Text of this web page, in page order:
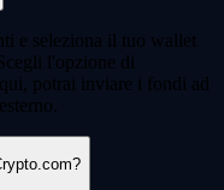
e seleziona il tuo wallet
l'opzione di
potrai inviare i fondi ad